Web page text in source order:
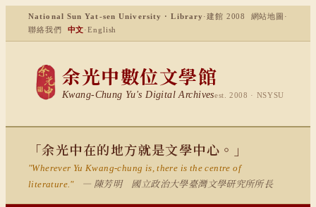
National Sun Yat-sen University · Library ·建館 2008 網站地圖 ·
聯絡我們
中文·English
余光中數位文學館
Kwang-Chung Yu's Digital Archivesest. 2008 · NSYSU
「余光中在的地方就是文學中心。」
"Wherever Yu Kwang-chung is, there is the centre of
literature."
— 陳芳明 國立政治大學臺灣文學研究所所長